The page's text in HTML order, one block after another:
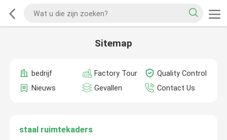
Sitemap
bedrijf Factory Tour
Quality Control
Nieuws
Gevallen Contact Us
staal ruimtekaders